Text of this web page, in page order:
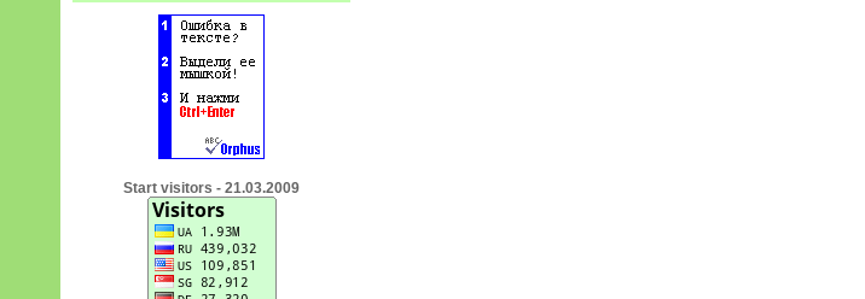
Start visitors - 21.03.2009